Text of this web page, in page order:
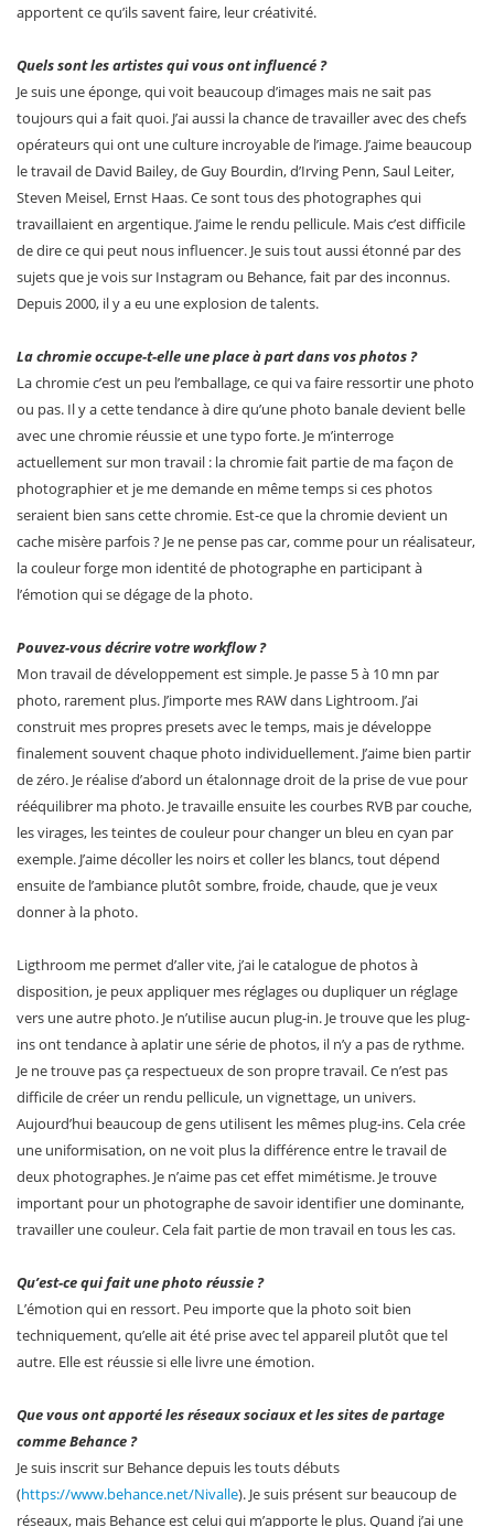
apportent ce qu’ils savent faire, leur créativité.
Quels sont les artistes qui vous ont influencé ?
Je suis une éponge, qui voit beaucoup d’images mais ne sait pas
toujours qui a fait quoi. J’ai aussi la chance de travailler avec des chefs
opérateurs qui ont une culture incroyable de l’image. J’aime beaucoup
le travail de David Bailey, de Guy Bourdin, d’Irving Penn, Saul Leiter,
Steven Meisel, Ernst Haas. Ce sont tous des photographes qui
travaillaient en argentique. J’aime le rendu pellicule. Mais c’est difficile
de dire ce qui peut nous influencer. Je suis tout aussi étonné par des
sujets que je vois sur Instagram ou Behance, fait par des inconnus.
Depuis 2000, il y a eu une explosion de talents.
La chromie occupe-t-elle une place à part dans vos photos ?
La chromie c’est un peu l’emballage, ce qui va faire ressortir une photo
ou pas. Il y a cette tendance à dire qu’une photo banale devient belle
avec une chromie réussie et une typo forte. Je m’interroge
actuellement sur mon travail : la chromie fait partie de ma façon de
photographier et je me demande en même temps si ces photos
seraient bien sans cette chromie. Est-ce que la chromie devient un
cache misère parfois ? Je ne pense pas car, comme pour un réalisateur,
la couleur forge mon identité de photographe en participant à
l’émotion qui se dégage de la photo.
Pouvez-vous décrire votre workflow ?
Mon travail de développement est simple. Je passe 5 à 10 mn par
photo, rarement plus. J’importe mes RAW dans Lightroom. J’ai
construit mes propres presets avec le temps, mais je développe
finalement souvent chaque photo individuellement. J’aime bien partir
de zéro. Je réalise d’abord un étalonnage droit de la prise de vue pour
rééquilibrer ma photo. Je travaille ensuite les courbes RVB par couche,
les virages, les teintes de couleur pour changer un bleu en cyan par
exemple. J’aime décoller les noirs et coller les blancs, tout dépend
ensuite de l’ambiance plutôt sombre, froide, chaude, que je veux
donner à la photo.
Ligthroom me permet d’aller vite, j’ai le catalogue de photos à
disposition, je peux appliquer mes réglages ou dupliquer un réglage
vers une autre photo. Je n’utilise aucun plug-in. Je trouve que les plug-
ins ont tendance à aplatir une série de photos, il n’y a pas de rythme.
Je ne trouve pas ça respectueux de son propre travail. Ce n’est pas
difficile de créer un rendu pellicule, un vignettage, un univers.
Aujourd’hui beaucoup de gens utilisent les mêmes plug-ins. Cela crée
une uniformisation, on ne voit plus la différence entre le travail de
deux photographes. Je n’aime pas cet effet mimétisme. Je trouve
important pour un photographe de savoir identifier une dominante,
travailler une couleur. Cela fait partie de mon travail en tous les cas.
Qu’est-ce qui fait une photo réussie ?
L’émotion qui en ressort. Peu importe que la photo soit bien
techniquement, qu’elle ait été prise avec tel appareil plutôt que tel
autre. Elle est réussie si elle livre une émotion.
Que vous ont apporté les réseaux sociaux et les sites de partage
comme Behance ?
Je suis inscrit sur Behance depuis les touts débuts
(https://www.behance.net/Nivalle). Je suis présent sur beaucoup de
réseaux, mais Behance est celui qui m’apporte le plus. Quand j’ai une